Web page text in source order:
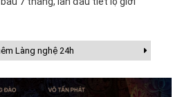
Làng nghệ 24h